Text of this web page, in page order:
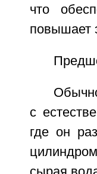
что
повышает
с
где он